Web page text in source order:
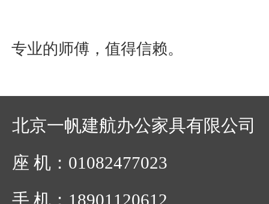
专业的师傅，值得信赖。
北京一帆建航办公家具有限公司
座 机：01082477023
手 机：18901120612